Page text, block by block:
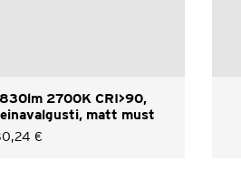
2700K CRI>90,
matt must
€